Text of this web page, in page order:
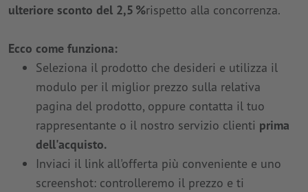
ulteriore sconto del 2,5 %rispetto alla concorrenza.
Ecco come funziona:
Seleziona il prodotto che desideri e utilizza il
modulo per il miglior prezzo sulla relativa
pagina del prodotto, oppure contatta il tuo
rappresentante o il nostro servizio clienti prima
dell'acquisto.
Inviaci il link all'offerta più conveniente e uno
screenshot: controlleremo il prezzo e ti